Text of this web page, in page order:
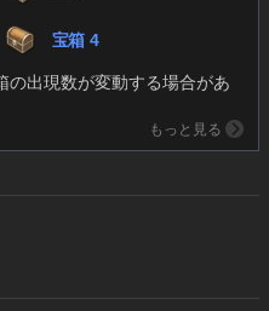
宝箱 4
出現数が変動する場合があ
もっと見る